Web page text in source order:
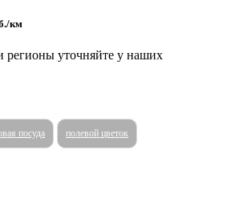
км
регионы уточняйте у наших
посуда полевой цветок